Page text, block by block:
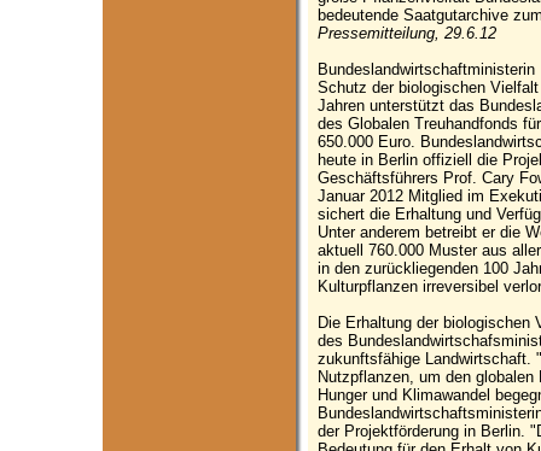
bedeutende Saatgutarchive
Pressemitteilung, 29.6.12
Schutz der biologischen
Jahren unterstützt das
des Globalen Treuhandfonds
650.000 Euro.
heute in Berlin offiziell die
Geschäftsführers Prof. Cary
Januar 2012 Mitglied im
sichert die Erhaltung und
Unter anderem betreibt er die
aktuell 760.000 Muster aus
in den zurückliegenden 100
Kulturpflanzen irreversibel
Die Erhaltung der
des
zukunftsfähige Landwirtschaft.
Nutzpflanzen, um den
Hunger und Klimawandel
der Projektförderung in Berlin.